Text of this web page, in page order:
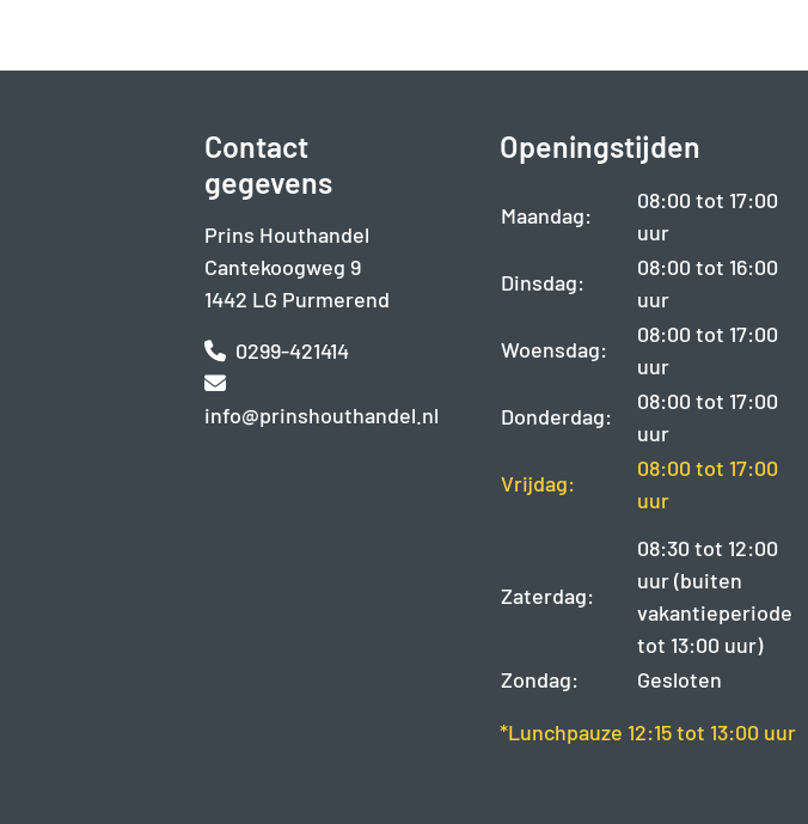
Contact
gegevens
Prins Houthandel
Cantekoogweg 9
1442 LG Purmerend
0299-421414
info@prinshouthandel.nl
Openingstijden
Maandag:
08:00 tot 17:00
uur
Dinsdag:
08:00 tot 16:00
uur
Woensdag:
08:00 tot 17:00
uur
Donderdag:
08:00 tot 17:00
uur
Vrijdag:
08:00 tot 17:00
uur
Zaterdag:
08:30 tot 12:00
uur (buiten
vakantieperiode
tot 13:00 uur)
Zondag:
Gesloten
*Lunchpauze 12:15 tot 13:00 uur